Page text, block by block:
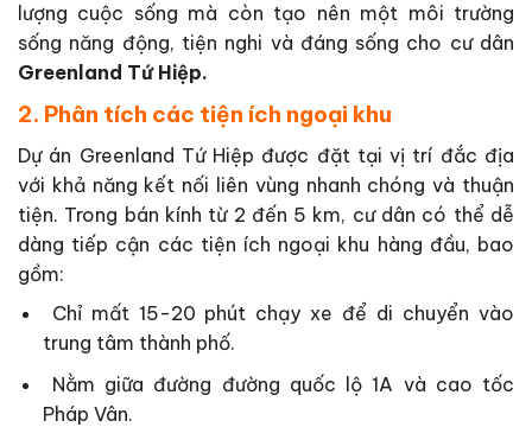
lượng cuộc sống mà còn tạo nên một môi trường
sống năng động, tiện nghi và đáng sống cho cư dân
Greenland Tứ Hiệp.
2. Phân tích các tiện ích ngoại khu
Dự án Greenland Tứ Hiệp được đặt tại vị trí đắc địa
với khả năng kết nối liên vùng nhanh chóng và thuận
tiện. Trong bán kính từ 2 đến 5 km, cư dân có thể dễ
dàng tiếp cận các tiện ích ngoại khu hàng đầu, bao
gồm:
Chỉ mất 15-20 phút chạy xe để di chuyển vào
trung tâm thành phố.
Nằm giữa đường đường quốc lộ 1A và cao tốc
Pháp Vân.